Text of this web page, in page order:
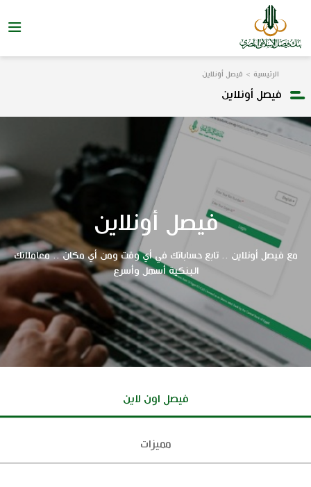
الرئيسية فيصل أونلاين
فيصل أونلاين
فيصل أونلاين
مع فيصل أونلاين .. تابع حساباتك في أي وقت ومن أي مكان .. معاملاتك
البنكية أسهل وأسرع
فيصل اون لاين
مميزات